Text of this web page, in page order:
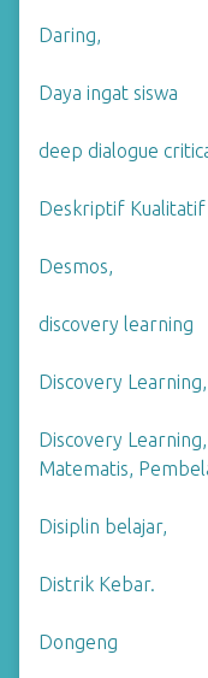
Daring,
Daya ingat siswa
deep dialogue
Deskriptif Kualitatif
Desmos,
discovery learning
Discovery Learning,
Discovery
Matematis,
Disiplin belajar,
Distrik Kebar.
Dongeng